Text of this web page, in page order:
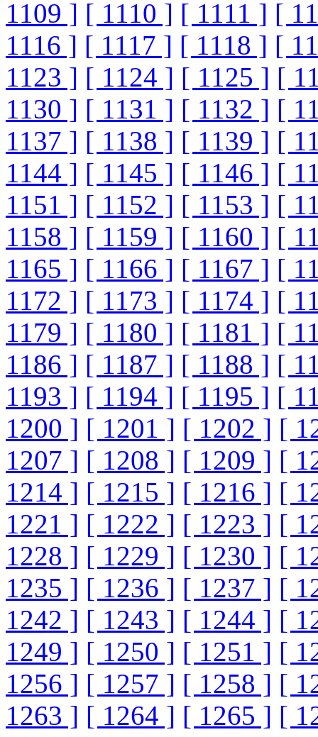
1109 ] [ 1110 ] [ 1111 ] [
1116 ] [ 1117 ] [ 1118 ] [
1123 ] [ 1124 ] [ 1125 ] [
1130 ] [ 1131 ] [ 1132 ] [
1137 ] [ 1138 ] [ 1139 ] [
1144 ] [ 1145 ] [ 1146 ] [
1151 ] [ 1152 ] [ 1153 ] [
1158 ] [ 1159 ] [ 1160 ] [
1165 ] [ 1166 ] [ 1167 ] [
1172 ] [ 1173 ] [ 1174 ] [
1179 ] [ 1180 ] [ 1181 ] [
1186 ] [ 1187 ] [ 1188 ] [
1193 ] [ 1194 ] [ 1195 ] [
1200 ] [ 1201 ] [ 1202 ] [
1207 ] [ 1208 ] [ 1209 ] [
1214 ] [ 1215 ] [ 1216 ] [
1221 ] [ 1222 ] [ 1223 ] [
1228 ] [ 1229 ] [ 1230 ] [
1235 ] [ 1236 ] [ 1237 ] [
1242 ] [ 1243 ] [ 1244 ] [
1249 ] [ 1250 ] [ 1251 ] [
1256 ] [ 1257 ] [ 1258 ] [
1263 ] [ 1264 ] [ 1265 ] [